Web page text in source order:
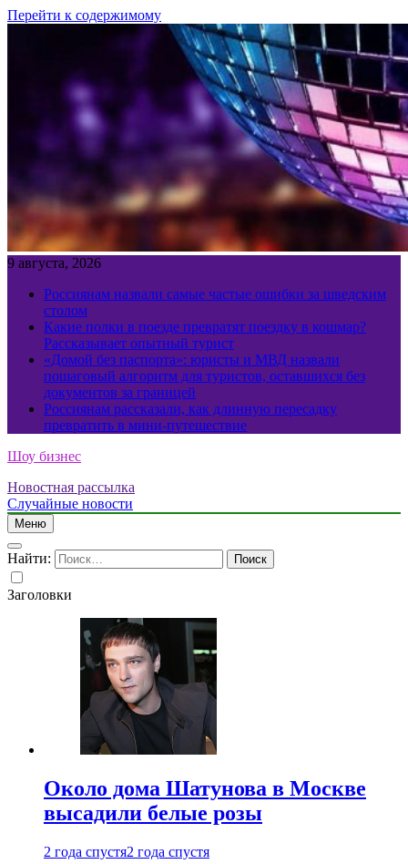
Перейти к содержимому
9 августа, 2026
Россиянам назвали самые частые ошибки за шведским
столом
Какие полки в поезде превратят поездку в кошмар?
Рассказывает опытный турист
«Домой без паспорта»: юристы и МВД назвали
пошаговый алгоритм для туристов, оставшихся без
документов за границей
Россиянам рассказали, как длинную пересадку
превратить в мини-путешествие
Шоу бизнес
Новостная рассылка
Случайные новости
Меню
Найти:
Заголовки
Около дома Шатунова в Москве
высадили белые розы
2 года спустя2 года спустя